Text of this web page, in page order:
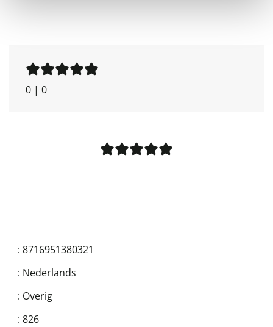
0 | 0
: 8716951380321
: Nederlands
: Overig
: 826